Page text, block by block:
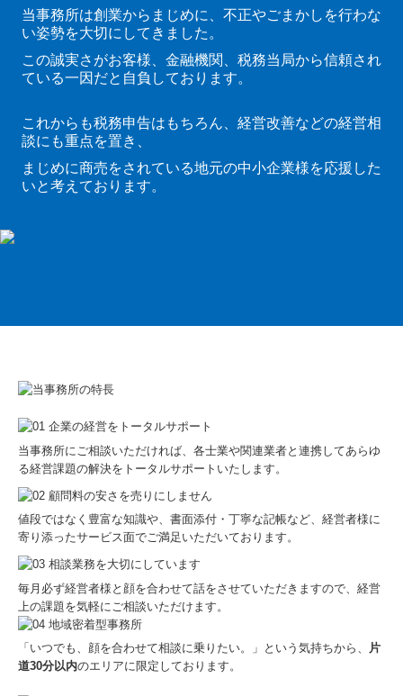
当事務所の特長
よくある質問
採用情報
お問合せ
経営改善計画の策定支援
経営改善オンデマンド講座
スマート業績確認機能
国の共済制度活用コーナー
リンク集
当事務所は創業からまじめに、不正やごまかしを行わな
い姿勢を大切にしてきました。
この誠実さがお客様、金融機関、税務当局から信頼され
ている一因だと自負しております。
これからも税務申告はもちろん、経営改善などの経営相
談にも重点を置き、
まじめに商売をされている地元の中小企業様を応援した
いと考えております。
当事務所にご相談いただければ、各士業や関連業者と連携してあらゆ
る経営課題の解決をトータルサポートいたします。
値段ではなく豊富な知識や、書面添付・丁寧な記帳など、経営者様に
寄り添ったサービス面でご満足いただいております。
毎月必ず経営者様と顔を合わせて話をさせていただきますので、経営
上の課題を気軽にご相談いただけます。
「いつでも、顔を合わせて相談に乗りたい。」という気持ちから、 片
道30分以内のエリアに限定しております。